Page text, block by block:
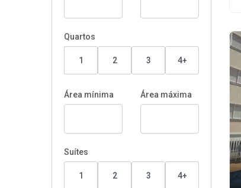
Quartos
1 2 3 4+
Área mínima Área máxima
Suítes
1 2 3 4+